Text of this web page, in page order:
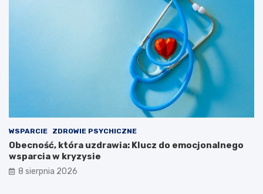
WSPARCIE ZDROWIE PSYCHICZNE
Obecność, która uzdrawia: Klucz do emocjonalnego
wsparcia w kryzysie
8 sierpnia 2026